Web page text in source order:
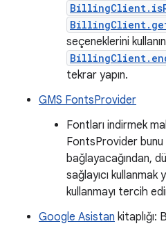
seçeneklerini
tekrar yapın.
GMS FontsProvider
Fontları indirmek
FontsProvider
bağlayacağından,
sağlayıcı kullanmak
kullanmayı tercih
Google Asistan kitaplığı: